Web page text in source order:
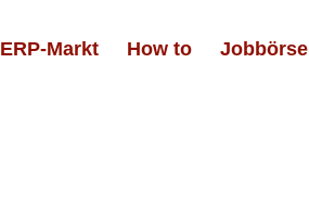
ERP-Markt How to Jobbörse